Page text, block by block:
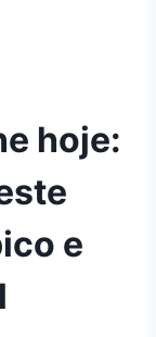
hoje:
e